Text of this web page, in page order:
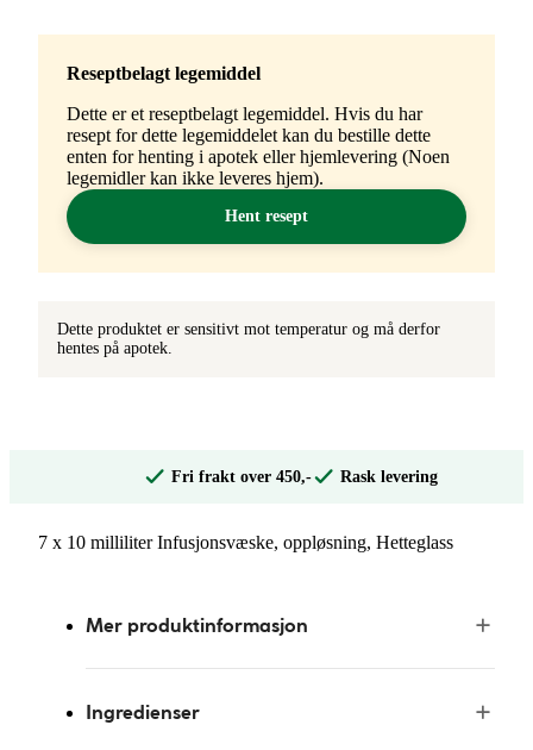
Reseptbelagt legemiddel
Dette er et reseptbelagt legemiddel. Hvis du har
resept for dette legemiddelet kan du bestille dette
enten for henting i apotek eller hjemlevering (Noen
legemidler kan ikke leveres hjem).
Hent resept
Dette produktet er sensitivt mot temperatur og må derfor
hentes på apotek.
Fri frakt over 450,- Rask levering
7 x 10 milliliter Infusjonsvæske, oppløsning, Hetteglass
Mer produktinformasjon
Ingredienser